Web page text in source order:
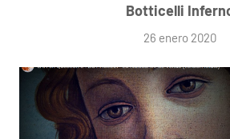
Botticelli
26 enero 2020